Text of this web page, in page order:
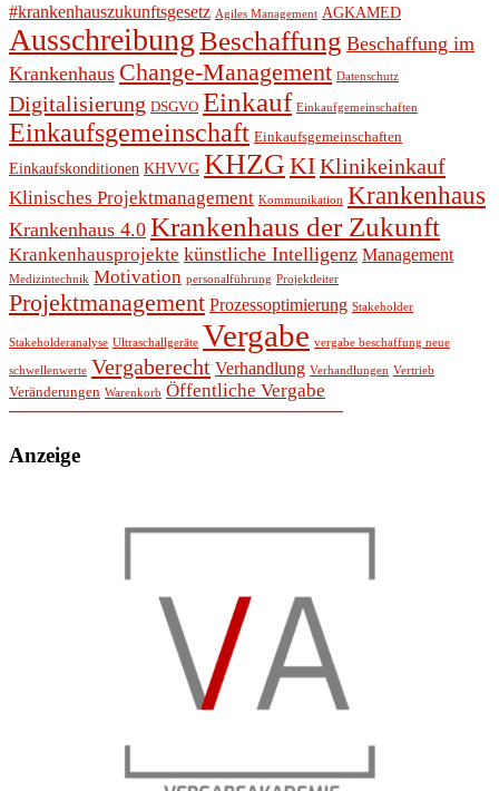
#krankenhauszukunftsgesetz Agiles Management AGKAMED
AusschreibungBeschaffung Beschaffung im
Krankenhaus Change-Management Datenschutz
Digitalisierung DSGVO Einkauf Einkaufgemeinschaften
Einkaufsgemeinschaft Einkaufsgemeinschaften
Einkaufskonditionen KHVVG KHZG KIKlinikeinkauf
Klinisches Projektmanagement Kommunikation Krankenhaus
Krankenhaus 4.0 Krankenhaus der Zukunft
Krankenhausprojekte künstliche Intelligenz Management
Medizintechnik Motivation personalführung Projektleiter
Projektmanagement Prozessoptimierung Stakeholder
Stakeholderanalyse Ultraschallgeräte Vergabe vergabe beschaffung neue
schwellenwerte Vergaberecht Verhandlung Verhandlungen Vertrieb
Veränderungen Warenkorb Öffentliche Vergabe
Anzeige